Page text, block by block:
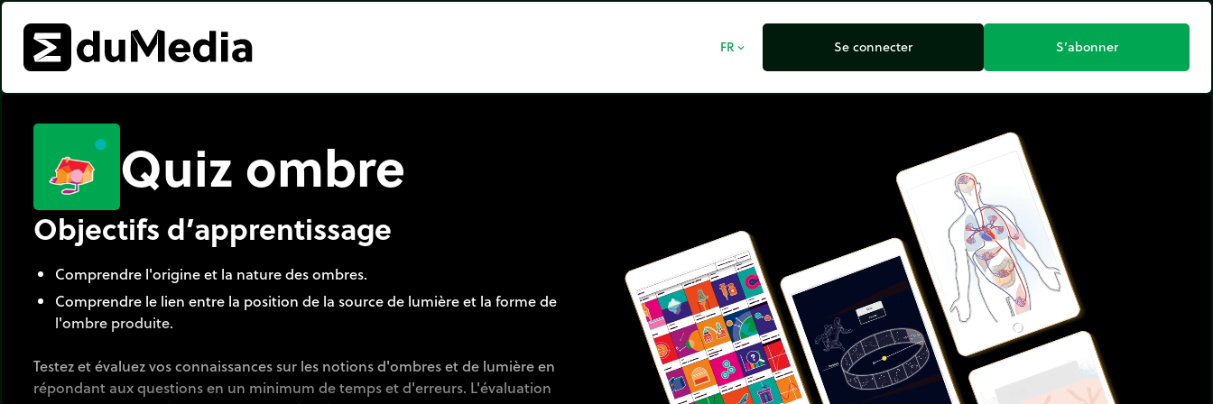
FR expand_more Se connecter S’abonner
Quiz ombre
Objectifs d’apprentissage
Comprendre l'origine et la nature des ombres.
Comprendre le lien entre la position de la source de lumière et la forme de
l'ombre produite.
Testez et évaluez vos connaissances sur les notions d'ombres et de lumière en
répondant aux questions en un minimum de temps et d'erreurs. L'évaluation